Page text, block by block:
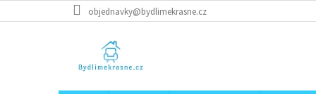
na
objednavky@bydlimekrasne.cz